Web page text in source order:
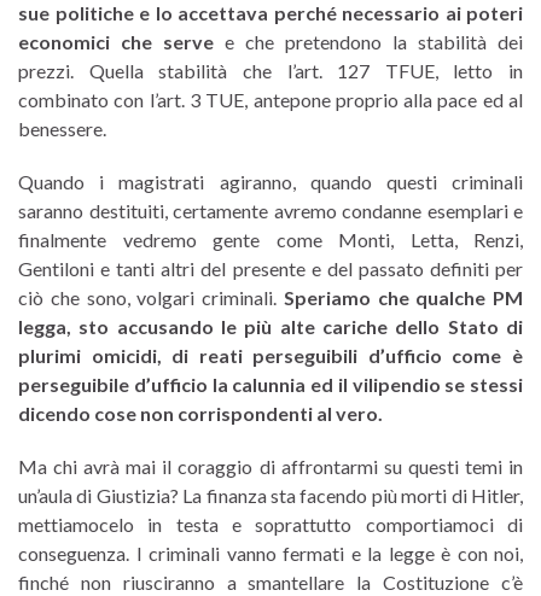
sue politiche e lo accettava perché necessario ai poteri
economici che serve e che pretendono la stabilità dei
prezzi. Quella stabilità che l’art. 127 TFUE, letto in
combinato con l’art. 3 TUE, antepone proprio alla pace ed al
benessere.
Quando i magistrati agiranno, quando questi criminali
saranno destituiti, certamente avremo condanne esemplari e
finalmente vedremo gente come Monti, Letta, Renzi,
Gentiloni e tanti altri del presente e del passato definiti per
ciò che sono, volgari criminali. Speriamo che qualche PM
legga, sto accusando le più alte cariche dello Stato di
plurimi omicidi, di reati perseguibili d’ufficio come è
perseguibile d’ufficio la calunnia ed il vilipendio se stessi
dicendo cose non corrispondenti al vero.
Ma chi avrà mai il coraggio di affrontarmi su questi temi in
un’aula di Giustizia? La finanza sta facendo più morti di Hitler,
mettiamocelo in testa e soprattutto comportiamoci di
conseguenza. I criminali vanno fermati e la legge è con noi,
finché non riusciranno a smantellare la Costituzione c’è